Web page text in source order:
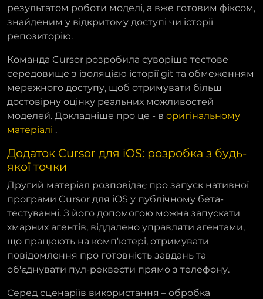
результатом роботи моделі, а вже готовим фіксом,
знайденим у відкритому доступі чи історії
репозиторію.
Команда Cursor розробила суворіше тестове
середовище з ізоляцією історії git та обмеженням
мережного доступу, щоб отримувати більш
достовірну оцінку реальних можливостей
моделей. Докладніше про це - в оригінальному
матеріалі .
Додаток Cursor для iOS: розробка з будь-
якої точки
Другий матеріал розповідає про запуск нативної
програми Cursor для iOS у публічному бета-
тестуванні. З його допомогою можна запускати
хмарних агентів, віддалено управляти агентами,
що працюють на комп'ютері, отримувати
повідомлення про готовність завдань та
об'єднувати пул-реквести прямо з телефону.
Серед сценаріїв використання – обробка